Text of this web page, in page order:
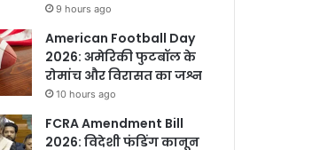
9 hours ago
American Football Day
2026: अमेरिकी फुटबॉल के
रोमांच और विरासत का जश्न
10 hours ago
FCRA Amendment Bill
2026: विदेशी फंडिंग कानून